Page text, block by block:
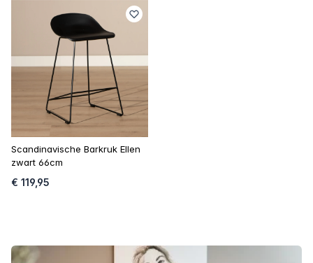
Scandinavische Barkruk Ellen
zwart 66cm
€ 119,95